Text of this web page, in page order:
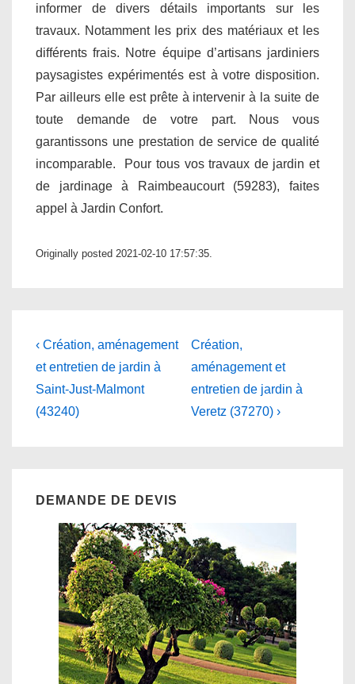
informer de divers détails importants sur les
travaux. Notamment les prix des matériaux et les
différents frais. Notre équipe d’artisans jardiniers
paysagistes expérimentés est à votre disposition.
Par ailleurs elle est prête à intervenir à la suite de
toute demande de votre part. Nous vous
garantissons une prestation de service de qualité
incomparable. Pour tous vos travaux de jardin et
de jardinage à Raimbeaucourt (59283), faites
appel à Jardin Confort.
Originally posted 2021-02-10 17:57:35.
Navigation
de
l’article
Previous
Post
is
‹ Création, aménagement
et entretien de jardin à
Saint-Just-Malmont
(43240)
Next
Post
is
Création,
aménagement et
entretien de jardin à
Veretz (37270) ›
DEMANDE DE DEVIS